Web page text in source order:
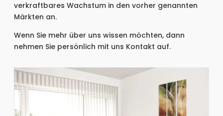
verkraftbares Wachstum in den vorher genannten
Märkten an.
Wenn Sie mehr über uns wissen möchten, dann
nehmen Sie persönlich mit uns Kontakt auf.